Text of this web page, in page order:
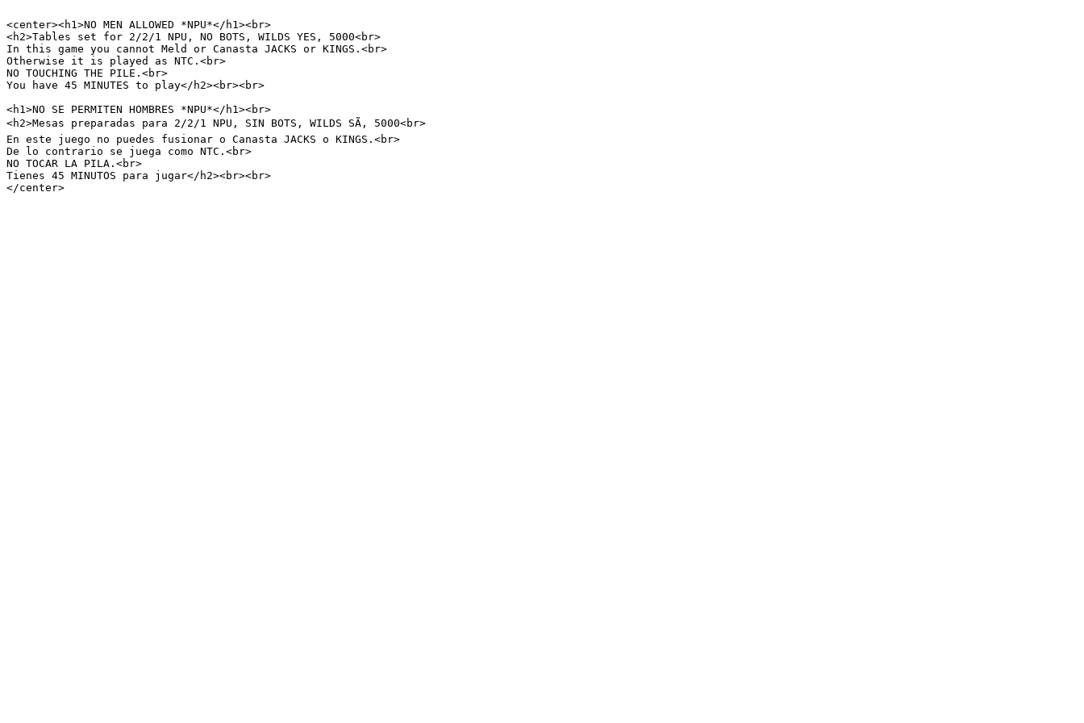
<center><h1>NO MEN ALLOWED *NPU*</h1><br>
<h2>Tables set for 2/2/1 NPU, NO BOTS, WILDS YES, 5000<br>
In this game you cannot Meld or Canasta JACKS or KINGS.<br>
Otherwise it is played as NTC.<br>
NO TOUCHING THE PILE.<br>
You have 45 MINUTES to play</h2><br><br>
<h1>NO SE PERMITEN HOMBRES *NPU*</h1><br>
<h2>Mesas preparadas para 2/2/1 NPU, SIN BOTS, WILDS SÃ, 5000<br>
En este juego no puedes fusionar o Canasta JACKS o KINGS.<br>
De lo contrario se juega como NTC.<br>
NO TOCAR LA PILA.<br>
Tienes 45 MINUTOS para jugar</h2><br><br>
</center>